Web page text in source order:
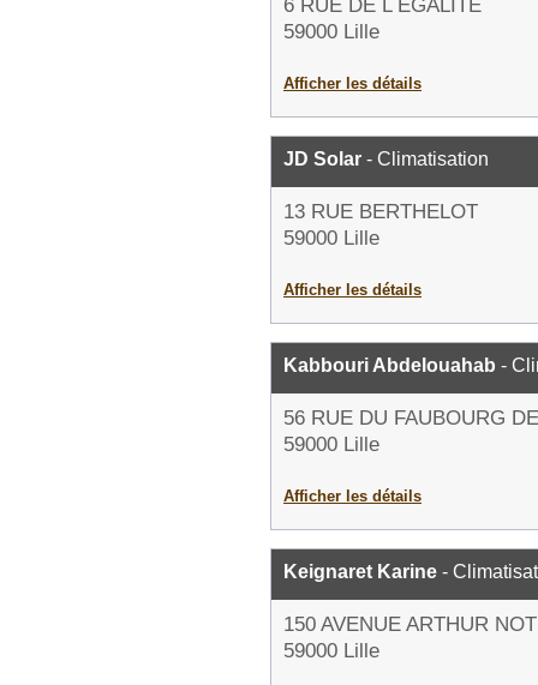
6 RUE DE L EGALITE
59000 Lille
Afficher les détails
JD Solar - Climatisation
13 RUE BERTHELOT
59000 Lille
Afficher les détails
Kabbouri Abdelouahab -
56 RUE DU FAUBOURG
59000 Lille
Afficher les détails
Keignaret Karine -
150 AVENUE ARTHUR
59000 Lille